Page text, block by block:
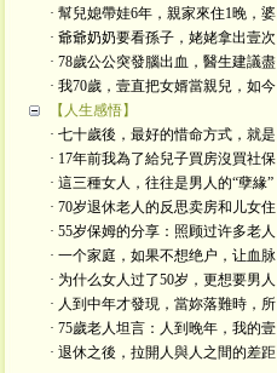
· 幫兒媳帶娃6年，親家來住1晚，婆
· 爺爺奶奶要看孫子，姥姥拿出壹次
· 78歲公公突發腦出血，醫生建議盡
· 我70歲，壹直把女婿當親兒，如今
【人生感悟】
· 七十歲後，最好的惜命方式，就是
· 17年前我為了給兒子買房沒買社保
· 這三種女人，往往是男人的“孽緣”
· 70岁退休老人的反思卖房和儿女住
· 55岁保姆的分享：照顾过许多老人
· 一个家庭，如果不想绝户，让血脉
· 为什么女人过了50岁，更想要男人
· 人到中年才發現，當妳落難時，所
· 75歲老人坦言：人到晚年，我的壹
· 退休之後，拉開人與人之間的差距